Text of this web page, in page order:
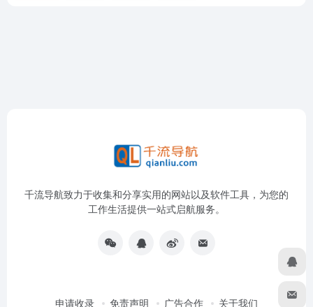
千流导航致力于收集和分享实用的网站以及软件工具，为您的
工作生活提供一站式启航服务。
申请收录 免责声明 广告合作 关于我们